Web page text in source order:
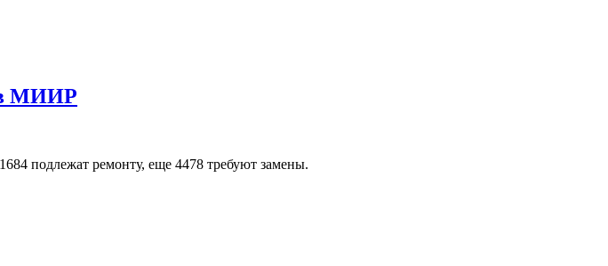
в МИИР
подлежат ремонту, еще 4478 требуют замены.